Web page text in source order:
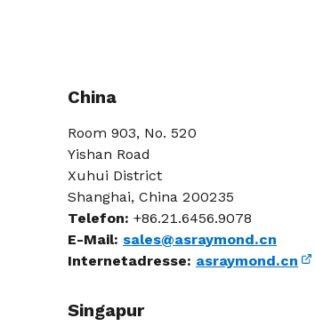
China
Room 903, No. 520
Yishan Road
Xuhui District
Shanghai, China 200235
Telefon: +86.21.6456.9078
E-Mail: sales@asraymond.cn
Internetadresse: asraymond.cn
Singapur